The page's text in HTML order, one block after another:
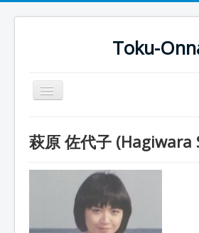
Toku-
Basculer
la
Toku-Actrices
Toku-Critiques
萩原 佐代子 (Hagiwara